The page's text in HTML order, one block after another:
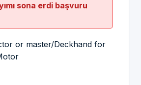
sona erdi başvuru
or master/Deckhand for